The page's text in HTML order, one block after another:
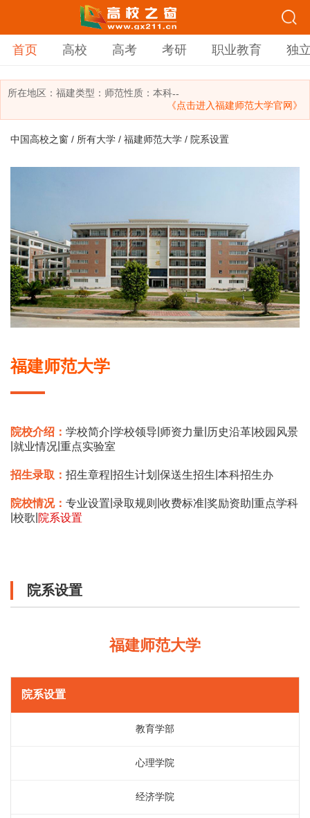
首页 高校 高考 考研 职业教育 独
所在地区： 福建类型： 师范性质：本科--
《点击进入福建师范大学官网》
中国高校之窗 / 所有大学 / 福建师范大学 / 院系设置
福建师范大学
院校介绍： 学校简介 学校领导 师资力量 历史沿革 校园风景
就业情况 重点实验室
招生录取： 招生章程 招生计划 保送生招生 本科招生办
院校情况： 专业设置 录取规则 收费标准 奖励资助 重点学科
校歌 院系设置
院系设置
福建师范大学
院系设置
教育学部
心理学院
经济学院